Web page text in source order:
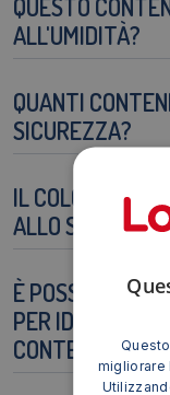
ALL'UMIDITÀ?
QUANTI
SICUREZZA?
IL COLORE DEL
ALLO
È POSSIBILE
PER
CONTENUTO?
migliorare